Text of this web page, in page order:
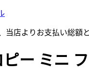
店よりお支払い総額
ー ミニ